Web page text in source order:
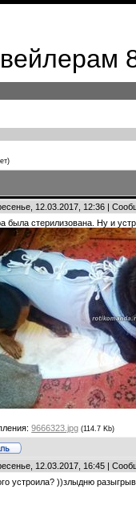
12.03.2017, 12:36 |
была стерилизована. Ну и
9666323.jpg (114.7 Kb)
12.03.2017, 16:45 |
устроила? ))злыдню